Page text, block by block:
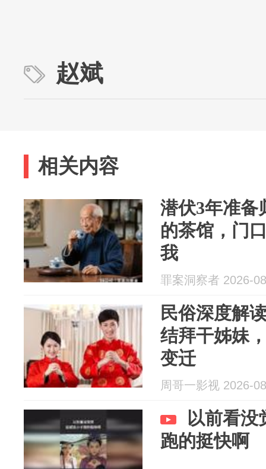
赵斌
相关内容
潜伏3年准备
的茶馆，门
我
罪案洞察者 2026-
民俗深度解
结拜干姊妹
变迁
周哥一影视 2026-
以前看没
跑的挺快啊